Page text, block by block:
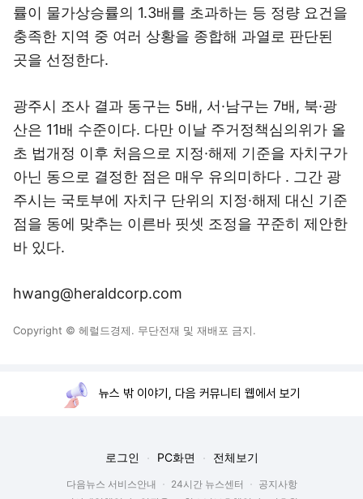
률이 물가상승률의 1.3배를 초과하는 등 정량 요건을
충족한 지역 중 여러 상황을 종합해 과열로 판단된
곳을 선정한다.
광주시 조사 결과 동구는 5배, 서·남구는 7배, 북·광
산은 11배 수준이다. 다만 이날 주거정책심의위가 올
초 법개정 이후 처음으로 지정·해제 기준을 자치구가
아닌 동으로 결정한 점은 매우 유의미하다 . 그간 광
주시는 국토부에 자치구 단위의 지정·해제 대신 기준
점을 동에 맞추는 이른바 핏셋 조정을 꾸준히 제안한
바 있다.
hwang@heraldcorp.com
Copyright © 헤럴드경제. 무단전재 및 재배포 금지.
뉴스 밖 이야기, 다음 커뮤니티 웹에서 보기
로그인 PC화면 전체보기
다음뉴스 서비스안내 24시간 뉴스센터
공지사항